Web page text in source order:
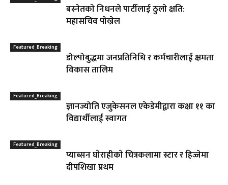
बस्नेतकाे निधनले पार्टीलाई ठुलाे क्षति:
महासचिव पाेख्रेल
Featured_Breaking
डोल्पोबुद्धमा जनप्रतिनिधि र कर्मचारीलाई क्षमता
विकास तालिम
Featured_Breaking
ज्ञानज्योति एजुकेसनल एकेडेमीद्वारा कक्षा ११ का
विद्यार्थीलाई स्वागत
Featured_Breaking
प्याब्सन घाेराहीकाे चित्रकलामा स्टार र हिज्जेमा
दीपशिखा प्रथम